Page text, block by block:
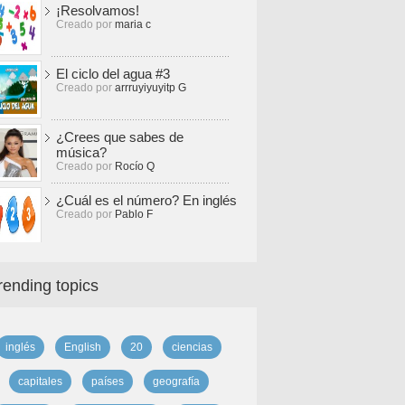
¡Resolvamos!
Creado por maria c
El ciclo del agua #3
Creado por arrruyiyuyitp G
¿Crees que sabes de
música?
Creado por Rocío Q
¿Cuál es el número? En inglés
Creado por Pablo F
topics
inglés English 20 ciencias
capitales países geografía